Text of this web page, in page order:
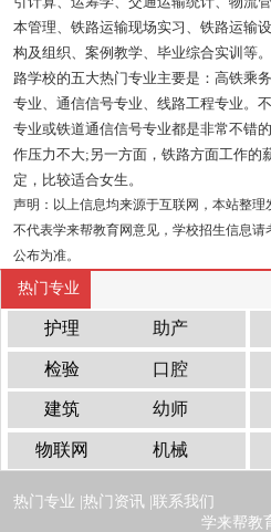
本管理、铁路运输现场实习、铁路运输
构及组织、案例教学、毕业综合实训等。
路学校的五大热门专业主要是：高铁乘
专业、通信信号专业、线路工程专业。
专业或铁道通信信号专业都是非常不错
作压力不大;另一方面，铁路方面工作的
定，比较适合女生。
声明：以上信息均来源于互联网，本站整
不代表学来帮教育网意见，学校招生信息
公布为准。
热门专业
护理 助产
检验 口腔
建筑 幼师
物联网 机械
热门专业 |热门资讯 |联系我们
学来帮教